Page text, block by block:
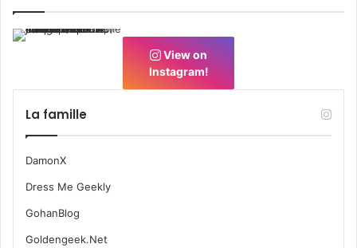
View on
Instagram!
La famille
DamonX
Dress Me Geekly
GohanBlog
Goldengeek.Net